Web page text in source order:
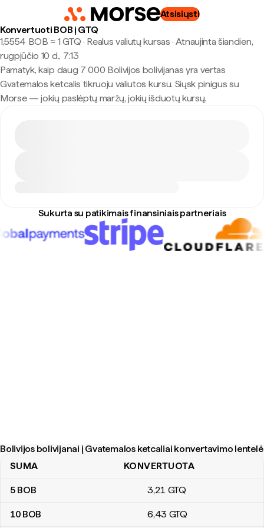
Atsisiųsti
Konvertuoti BOB į GTQ
1,5554 BOB ≈ 1 GTQ · Realus valiutų kursas · Atnaujinta šiandien,
rugpjūčio 10 d., 7:13
Pamatyk, kaip daug 7 000 Bolivijos bolivijanas yra vertas
Gvatemalos ketcalis tikruoju valiutos kursu. Siųsk pinigus su
Morse — jokių paslėptų maržų, jokių išduotų kursų.
Sukurta su patikimais finansiniais partneriais
Bolivijos bolivijanai į Gvatemalos ketcaliai konvertavimo lentelė
Bolivijos bolivijanai į Gvatemalos ketcaliai konvertavimo lentelė
SUMA KONVERTUOTA
5 BOB 3,21 GTQ
10 BOB 6,43 GTQ